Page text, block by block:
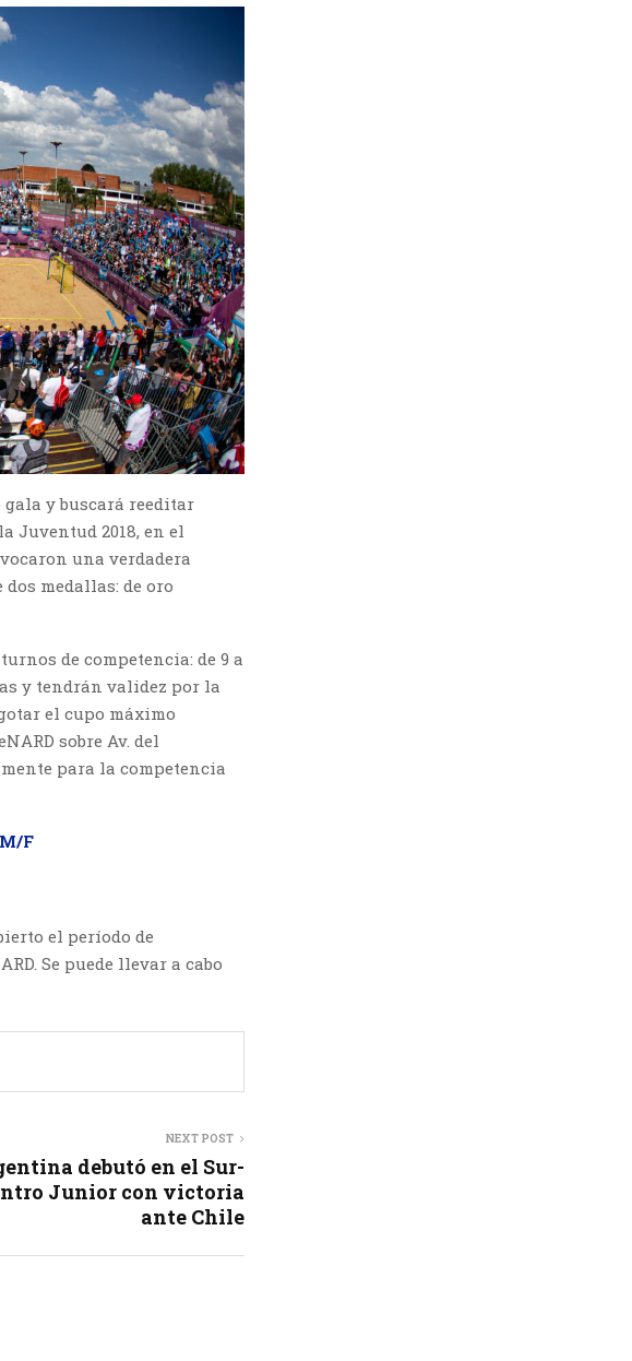
gala y buscará reeditar
Juventud 2018, en el
una verdadera
medallas: de oro
de competencia: de 9 a
y tendrán validez por la
el cupo máximo
sobre Av. del
para la competencia
F
el período de
Se puede llevar a cabo
NEXT POST
debutó en el Sur-
Junior con victoria
ante Chile